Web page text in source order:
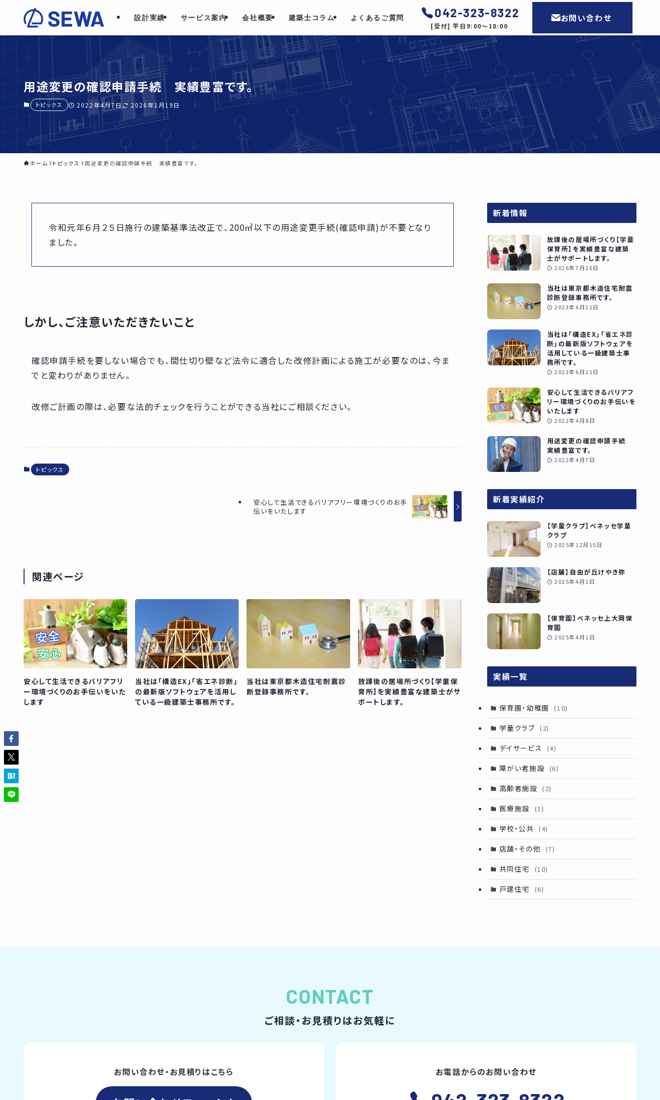
設計実績 サービス案内 会社概要 建築士コラム よくあるご質問 042-323-8322
[受付] 平日9:00〜18:00
お問い合わせ
用途変更の確認申請手続 実績豊富です。
トピックス 2022年4月7日 2026年1月19日
ホーム トピックス 用途変更の確認申請手続 実績豊富です。
令和元年６月２５日施行の建築基準法改正で、200㎡以下の用途変更手続(確認申請)が不要となり
ました。
しかし、ご注意いただきたいこと
確認申請手続を要しない場合でも、間仕切り壁など法令に適合した改修計画による施工が必要なのは、今ま
でと変わりがありません。
改修ご計画の際は、必要な法的チェックを行うことができる当社にご相談ください。
トピックス
安心して生活できるバリアフリー環境づくりのお手
伝いをいたします
関連ページ
安心して生活できるバリアフリ
ー環境づくりのお手伝いをいた
します
当社は「構造EX」「省エネ診断」
の最新版ソフトウェアを活用し
ている一級建築士事務所です。
当社は東京都木造住宅耐震診
断登録事務所です。
放課後の居場所づくり【学童保
育所】を実績豊富な建築士がサ
ポートします。
新着情報
放課後の居場所づくり【学童
保育所】を実績豊富な建築
士がサポートします。
2026年7月16日
当社は東京都木造住宅耐震
診断登録事務所です。
2023年6月21日
当社は「構造EX」「省エネ診
断」の最新版ソフトウェアを
活用している一級建築士事
務所です。
2023年6月21日
安心して生活できるバリアフ
リー環境づくりのお手伝いを
いたします
2022年4月8日
用途変更の確認申請手続
実績豊富です。
2022年4月7日
新着実績紹介
【学童クラブ】ベネッセ学童
クラブ
2025年12月15日
【店舗】自由が丘けやき弥
2025年4月1日
【保育園】ベネッセ上大岡保
育園
2025年4月1日
実績一覧
保育園・幼稚園 (10)
学童クラブ (2)
デイサービス (4)
障がい者施設 (6)
高齢者施設 (2)
医療施設 (1)
学校・公共 (4)
店舗・その他 (7)
共同住宅 (10)
戸建住宅 (6)
CONTACT
ご相談・お見積りはお気軽に
お問い合わせ・お見積りはこちら お電話からのお問い合わせ